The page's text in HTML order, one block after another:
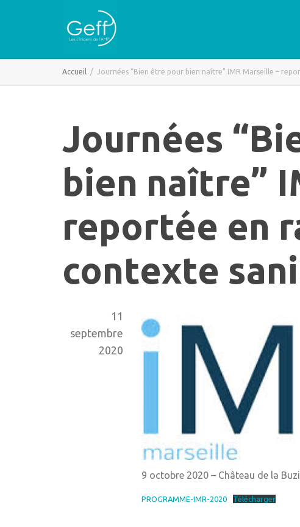
Accueil Journées “Bien être pour bien naître” IMR Marseille –
Journées
bien naître”
reportée en
contexte
11
septembre
2020
9 octobre 2020 – Château de la
PROGRAMME-IMR-2020 Télécharger